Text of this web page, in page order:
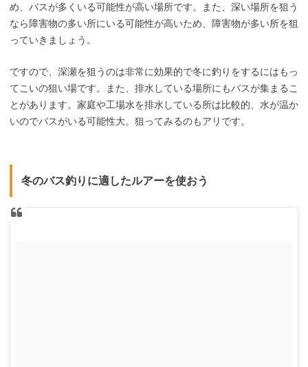
め、バスが多くいる可能性が高い場所です。また、深い場所を狙う
なら障害物の多い所にいる可能性が高いため、障害物が多い所を狙
っていきましょう。
ですので、深瀬を狙うのは非常に効果的で冬に釣りをするにはもっ
てこいの狙い場です。また、排水している場所にもバスが集まるこ
とがあります。家庭や工場水を排水している所は比較的、水が温か
いのでバスがいる可能性大。狙ってみるのもアリです。
冬のバス釣りに適したルアーを使おう